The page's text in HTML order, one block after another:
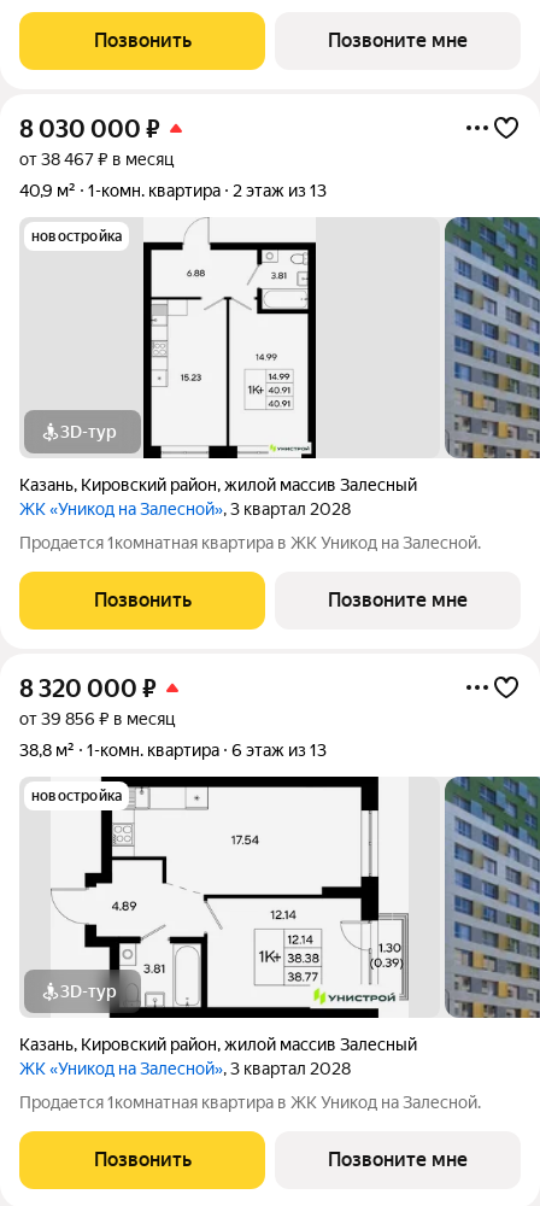
Позвонить Позвоните мне
8 030 000 ₽
от 38 467 ₽ в месяц
40,9 м²
1-комн. квартира 2 этаж из 13
новостройка
3D-тур
Казань, Кировский район,жилой массив Залесный
ЖК «Уникод на Залесной», 3 квартал 2028
Продается 1комнатная квартира в ЖК Уникод на Залесной.
Позвонить Позвоните мне
8 320 000 ₽
от 39 856 ₽ в месяц
38,8 м²
1-комн. квартира 6 этаж из 13
новостройка
3D-тур
Казань, Кировский район,жилой массив Залесный
ЖК «Уникод на Залесной», 3 квартал 2028
Продается 1комнатная квартира в ЖК Уникод на Залесной.
Позвонить Позвоните мне